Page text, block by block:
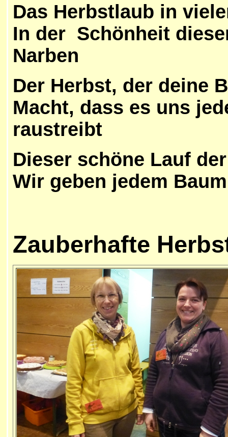
Das Herbstlaub in
In der Schönheit
Narben
Der Herbst, der deine
Macht, dass es uns
raustreibt
Dieser schöne Lauf
Wir geben jedem
Zauberhafte